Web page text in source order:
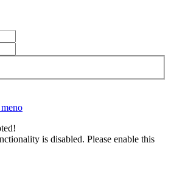
is disabled. Please enable this